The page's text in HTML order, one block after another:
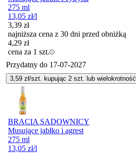
275 ml
13,05 zł/l
3,39 zł
najniższa cena z 30 dni przed obniżką
4,29 zł
cena za 1 szt.
Przydatny do 17-07-2027
3,59 zł/szt. kupując 2 szt. lub wielokrotność
BRACIA SADOWNICY
Musujące jabłko i agrest
275 ml
13,05 zł/l